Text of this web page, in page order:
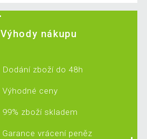
Výhody nákupu
Dodání zboží do 48h
Výhodné ceny
99% zboží skladem
Garance vrácení peněz